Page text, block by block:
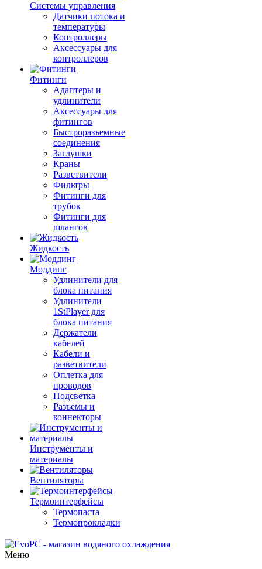
Системы управления
Датчики потока и
температуры
Контроллеры
Аксессуары для
контроллеров
Фитинги
Адаптеры и
удлинители
Аксессуары для
фитингов
Быстроразъемные
соединения
Заглушки
Краны
Разветвители
Фильтры
Фитинги для
трубок
Фитинги для
шлангов
Жидкость
Моддинг
Удлинители для
блока питания
Удлинители
1StPlayer для
блока питания
Держатели
кабелей
Кабели и
разветвители
Оплетка для
проводов
Подсветка
Разъемы и
коннекторы
Инструменты и
материалы
Вентиляторы
Термоинтерфейсы
Термопаста
Термопрокладки
Меню